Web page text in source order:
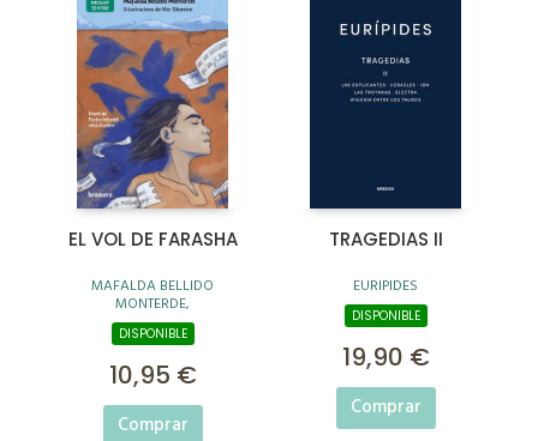
EL VOL DE FARASHA
MAFALDA BELLIDO
MONTERDE,
DISPONIBLE
10,95 €
Comprar
TRAGEDIAS II
EURIPIDES
DISPONIBLE
19,90 €
Comprar